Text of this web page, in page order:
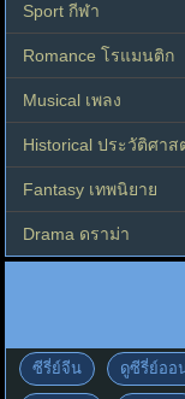
Sport กีฬา
Romance โรแมนติก
Musical เพลง
Historical ประวัติศาส
Fantasy เทพนิยาย
Drama ดราม่า
ซีรี่ย์จีน ดูซีรี่ย์ออ